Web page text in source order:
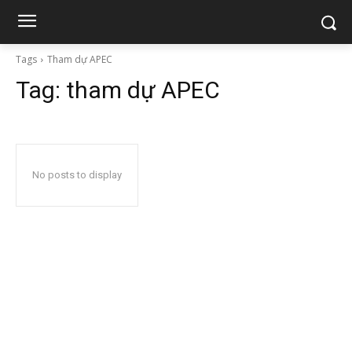
Tags Tham dự APEC
Tag: tham dự APEC
No posts to display